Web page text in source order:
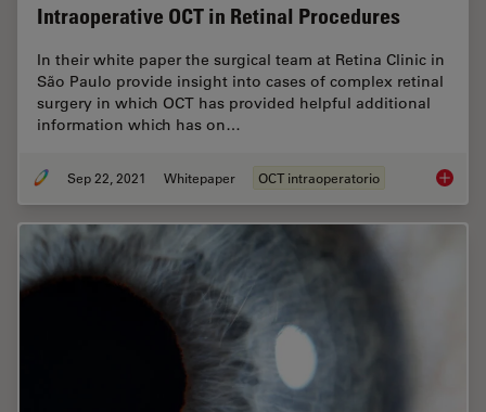
Intraoperative OCT in Retinal Procedures
In their white paper the surgical team at Retina Clinic in
São Paulo provide insight into cases of complex retinal
surgery in which OCT has provided helpful additional
information which has on…
Sep 22, 2021 Whitepaper OCT intraoperatorio